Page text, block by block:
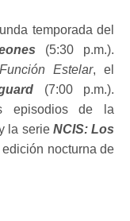
temporada del
(5:30 p.m.).
Función Estelar, el
(7:00 p.m.).
episodios de la
la serie NCIS: Los
nocturna de